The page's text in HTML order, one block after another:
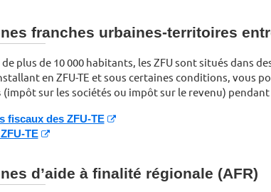
franches urbaines-territoires
plus de 10 000 habitants, les ZFU sont situés dans
en ZFU-TE et sous certaines conditions, vous
(impôt sur les sociétés ou impôt sur le revenu) pendant
fiscaux des ZFU-TE
TE
d’aide à finalité régionale (AFR)